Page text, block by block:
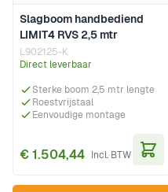
Slagboom handbediend
LIMIT4 RVS 2,5 mtr
L902125-K
Direct leverbaar
Sterke boom 2,5 mtr lengte
Roestvrijstaal
Eenvoudige montage
€ 1.504,44